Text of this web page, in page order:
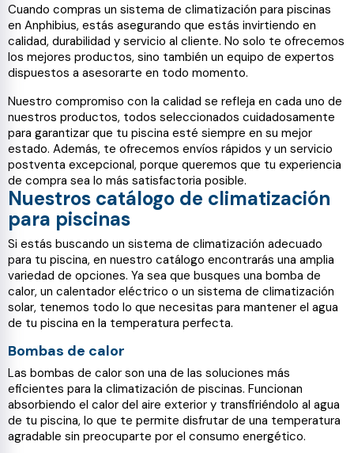
Cuando compras un sistema de climatización para piscinas
en Anphibius, estás asegurando que estás invirtiendo en
calidad, durabilidad y servicio al cliente. No solo te ofrecemos
los mejores productos, sino también un equipo de expertos
dispuestos a asesorarte en todo momento.
Nuestro compromiso con la calidad se refleja en cada uno de
nuestros productos, todos seleccionados cuidadosamente
para garantizar que tu piscina esté siempre en su mejor
estado. Además, te ofrecemos envíos rápidos y un servicio
postventa excepcional, porque queremos que tu experiencia
de compra sea lo más satisfactoria posible.
Nuestros catálogo de climatización
para piscinas
Si estás buscando un sistema de climatización adecuado
para tu piscina, en nuestro catálogo encontrarás una amplia
variedad de opciones. Ya sea que busques una bomba de
calor, un calentador eléctrico o un sistema de climatización
solar, tenemos todo lo que necesitas para mantener el agua
de tu piscina en la temperatura perfecta.
Bombas de calor
Las bombas de calor son una de las soluciones más
eficientes para la climatización de piscinas. Funcionan
absorbiendo el calor del aire exterior y transfiriéndolo al agua
de tu piscina, lo que te permite disfrutar de una temperatura
agradable sin preocuparte por el consumo energético.